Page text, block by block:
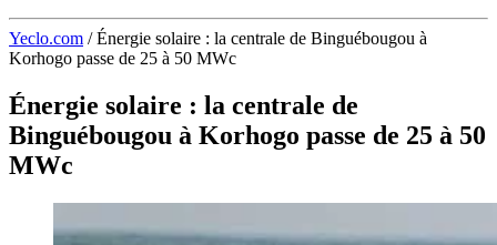
Yeclo.com / Énergie solaire : la centrale de Binguébougou à
Korhogo passe de 25 à 50 MWc
Énergie solaire : la centrale de
Binguébougou à Korhogo passe de 25 à 50
MWc